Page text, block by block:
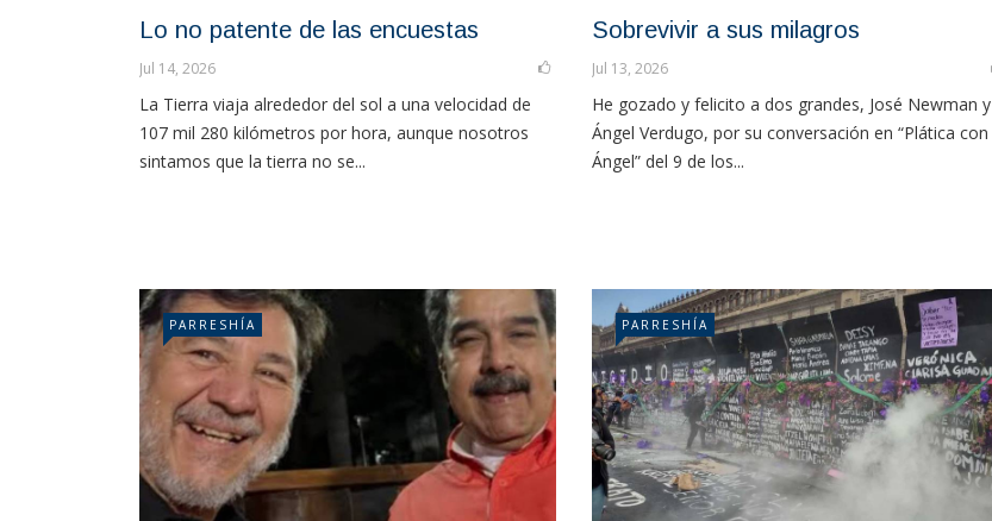
Lo no patente de las encuestas
Jul 14, 2026
La Tierra viaja alrededor del sol a una velocidad de
107 mil 280 kilómetros por hora, aunque nosotros
sintamos que la tierra no se...
Sobrevivir a sus milagros
Jul 13, 2026
He gozado y felicito a dos grandes, José Newman y
Ángel Verdugo, por su conversación en “Plática con
Ángel” del 9 de los...
PARRESHÍA PARRESHÍA